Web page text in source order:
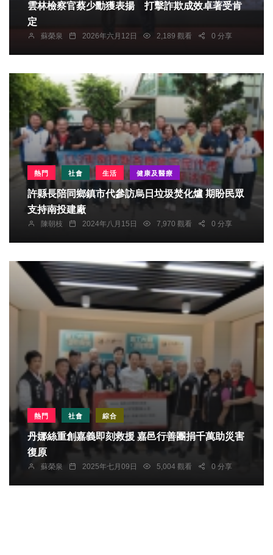
雲林檢察官蔡少勳獲表揚 打擊詐欺成效卓著受肯
定
蘇榮泉 2026年六月12日 2,189 觀看 0 分享
熱門 社會 生活 健康及醫療
許縣長陪同鄉鎮市代參訪烏日垃圾焚化爐 期盼民眾
支持南投建廠
陳朝枝 2024年八月15日 7,970 觀看 0 分享
熱門 社會 綜合
丹娜絲重創嘉義即刻救援 嘉邑行善團捐千萬助災害
復原
蘇榮泉 2025年七月09日 5,004 觀看 0 分享